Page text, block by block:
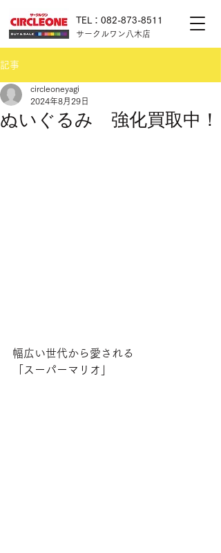
サークルワン八木店
TEL：082-873-8511
記事
ぬいぐるみ 強化買取中！
circleoneyagi
2024年8月29日
幅広い世代から愛される
「スーパーマリオ」